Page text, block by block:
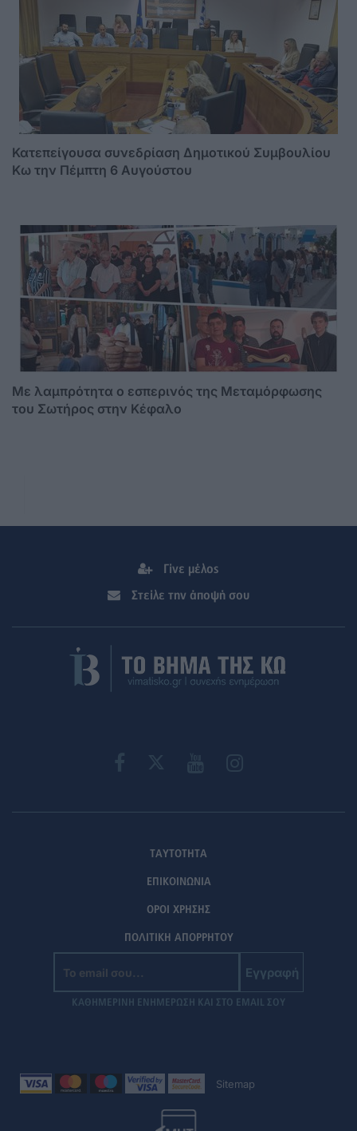
Κατεπείγουσα συνεδρίαση Δημοτικού Συμβουλίου
Κω την Πέμπτη 6 Αυγούστου
Με λαμπρότητα ο εσπερινός της Μεταμόρφωσης
του Σωτήρος στην Κέφαλο
Γίνε μέλος
Στείλε την άποψή σου
ΤΑΥΤΟΤΗΤΑ
ΕΠΙΚΟΙΝΩΝΙΑ
ΟΡΟΙ ΧΡΗΣΗΣ
ΠΟΛΙΤΙΚΗ ΑΠΟΡΡΗΤΟΥ
Εγγραφή
ΚΑΘΗΜΕΡΙΝΗ ΕΝΗΜΕΡΩΣΗ ΚΑΙ ΣΤΟ EMAIL ΣΟΥ
Sitemap